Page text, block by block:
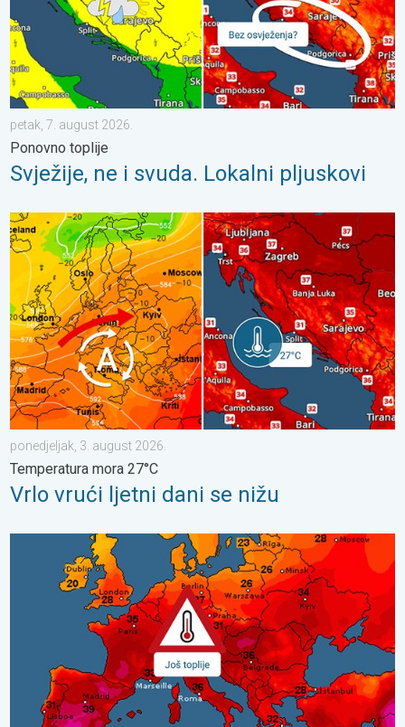
petak, 7. august 2026.
Ponovno toplije
Svježije, ne i svuda. Lokalni pljuskovi
Vrlo vrući ljetni dani se nižu. Temperatura mora 27°C. . .
ponedjeljak, 3. august 2026.
Temperatura mora 27°C
Vrlo vrući ljetni dani se nižu
Toplinski val počinje, preko 35°C. Važno upozorenje. . .